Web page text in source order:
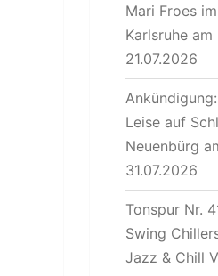
Mari Froes
Karlsruhe am
21.07.2026
Leise auf
Neuenbürg
31.07.2026
Tonspur Nr.
Swing
Jazz & Chill